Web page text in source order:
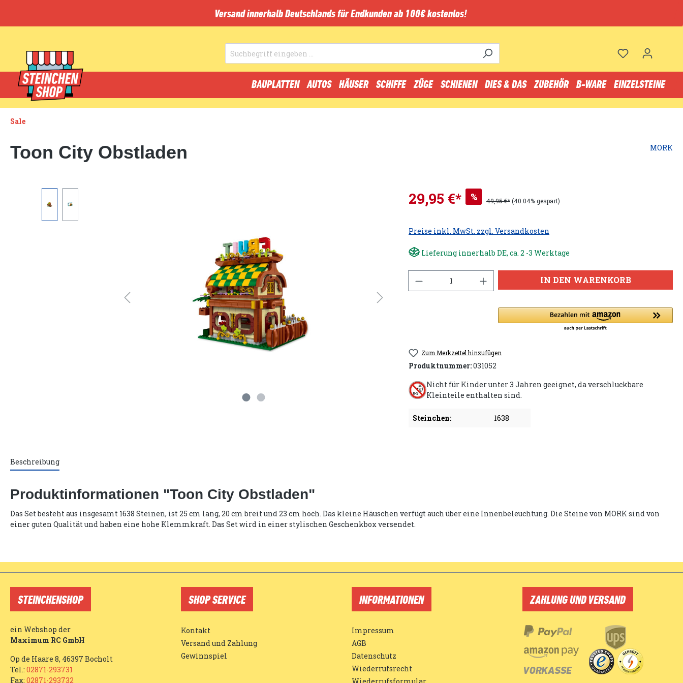
Versand innerhalb Deutschlands für Endkunden ab 100€ kostenlos!
BAUPLATTEN AUTOS HÄUSER SCHIFFE ZÜGE SCHIENEN DIES & DAS ZUBEHÖR B-WARE EINZELSTEINE
Sale
Toon City Obstladen MORK
29,95 €* % 49,95 €*(40.04% gespart)
Preise inkl. MwSt. zzgl. Versandkosten
Lieferung innerhalb DE, ca. 2 -3 Werktage
IN DEN WARENKORB
Zum Merkzettel hinzufügen
Produktnummer:031052
Nicht für Kinder unter 3 Jahren geeignet, da verschluckbare
Kleinteile enthalten sind.
Steinchen: 1638
Beschreibung
Produktinformationen "Toon City Obstladen"
Das Set besteht aus insgesamt 1638 Steinen, ist 25 cm lang, 20 cm breit und 23 cm hoch. Das kleine Häuschen verfügt auch über eine Innenbeleuchtung. Die Steine von MORK sind von
einer guten Qualität und haben eine hohe Klemmkraft. Das Set wird in einer stylischen Geschenkbox versendet.
STEINCHENSHOP
ein Webshop der
Maximum RC GmbH
Op de Haare 8, 46397 Bocholt
Tel.: 02871-293731
Fax: 02871-293732
SHOP SERVICE
Kontakt
Versand und Zahlung
Gewinnspiel
INFORMATIONEN
Impressum
AGB
Datenschutz
Wiederrufsrecht
ZAHLUNG UND VERSAND